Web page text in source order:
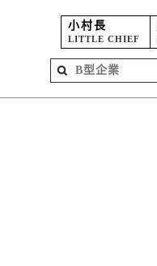
小村長
LITTLE CHIEF